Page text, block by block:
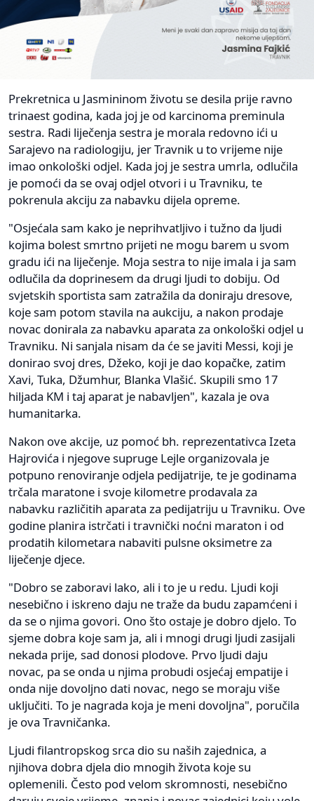
Prekretnica u Jasmininom životu se desila prije ravno
trinaest godina, kada joj je od karcinoma preminula
sestra. Radi liječenja sestra je morala redovno ići u
Sarajevo na radiologiju, jer Travnik u to vrijeme nije
imao onkološki odjel. Kada joj je sestra umrla, odlučila
je pomoći da se ovaj odjel otvori i u Travniku, te
pokrenula akciju za nabavku dijela opreme.
"Osjećala sam kako je neprihvatljivo i tužno da ljudi
kojima bolest smrtno prijeti ne mogu barem u svom
gradu ići na liječenje. Moja sestra to nije imala i ja sam
odlučila da doprinesem da drugi ljudi to dobiju. Od
svjetskih sportista sam zatražila da doniraju dresove,
koje sam potom stavila na aukciju, a nakon prodaje
novac donirala za nabavku aparata za onkološki odjel u
Travniku. Ni sanjala nisam da će se javiti Messi, koji je
donirao svoj dres, Džeko, koji je dao kopačke, zatim
Xavi, Tuka, Džumhur, Blanka Vlašić. Skupili smo 17
hiljada KM i taj aparat je nabavljen", kazala je ova
humanitarka.
Nakon ove akcije, uz pomoć bh. reprezentativca Izeta
Hajrovića i njegove supruge Lejle organizovala je
potpuno renoviranje odjela pedijatrije, te je godinama
trčala maratone i svoje kilometre prodavala za
nabavku različitih aparata za pedijatriju u Travniku. Ove
godine planira istrčati i travnički noćni maraton i od
prodatih kilometara nabaviti pulsne oksimetre za
liječenje djece.
"Dobro se zaboravi lako, ali i to je u redu. Ljudi koji
nesebično i iskreno daju ne traže da budu zapamćeni i
da se o njima govori. Ono što ostaje je dobro djelo. To
sjeme dobra koje sam ja, ali i mnogi drugi ljudi zasijali
nekada prije, sad donosi plodove. Prvo ljudi daju
novac, pa se onda u njima probudi osjećaj empatije i
onda nije dovoljno dati novac, nego se moraju više
uključiti. To je nagrada koja je meni dovoljna", poručila
je ova Travničanka.
Ljudi filantropskog srca dio su naših zajednica, a
njihova dobra djela dio mnogih života koje su
oplemenili. Često pod velom skromnosti, nesebično